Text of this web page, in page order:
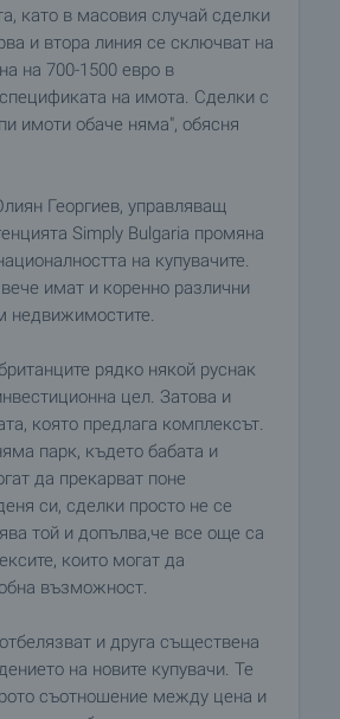
като в масовия случай сделки
и втора линия се сключват на
на 700-1500 евро в
на имота. Сделки с
имоти обаче няма", обясня
Георгиев, управляващ
Simply Bulgaria промяна
на купувачите.
имат и коренно различни
недвижимостите.
рядко някой руснак
цел. Затова и
която предлага комплексът.
парк, където бабата и
да прекарват поне
си, сделки просто не се
той и допълва,че все още са
които могат да
възможност.
и друга съществена
на новите купувачи. Те
съотношение между цена и